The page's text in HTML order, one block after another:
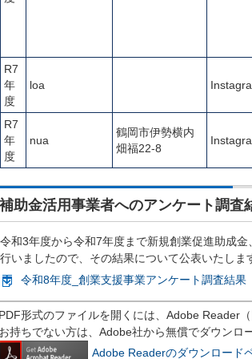
R7
年
度
loa
R7
年
度
nua
鶴岡市伊勢横内
畑福22-8
補助金活用事業者へのアンケート調査
令和3年度から令和7年度まで新規創業促進助成
行いましたので、その結果について公表いたしま
令和8年度_創業支援事業アンケート調査結果
PDF形式のファイルを開くには、Adobe Reader
お持ちでない方は、Adobe社から無償でダウンロ
Adobe Readerのダウンロード